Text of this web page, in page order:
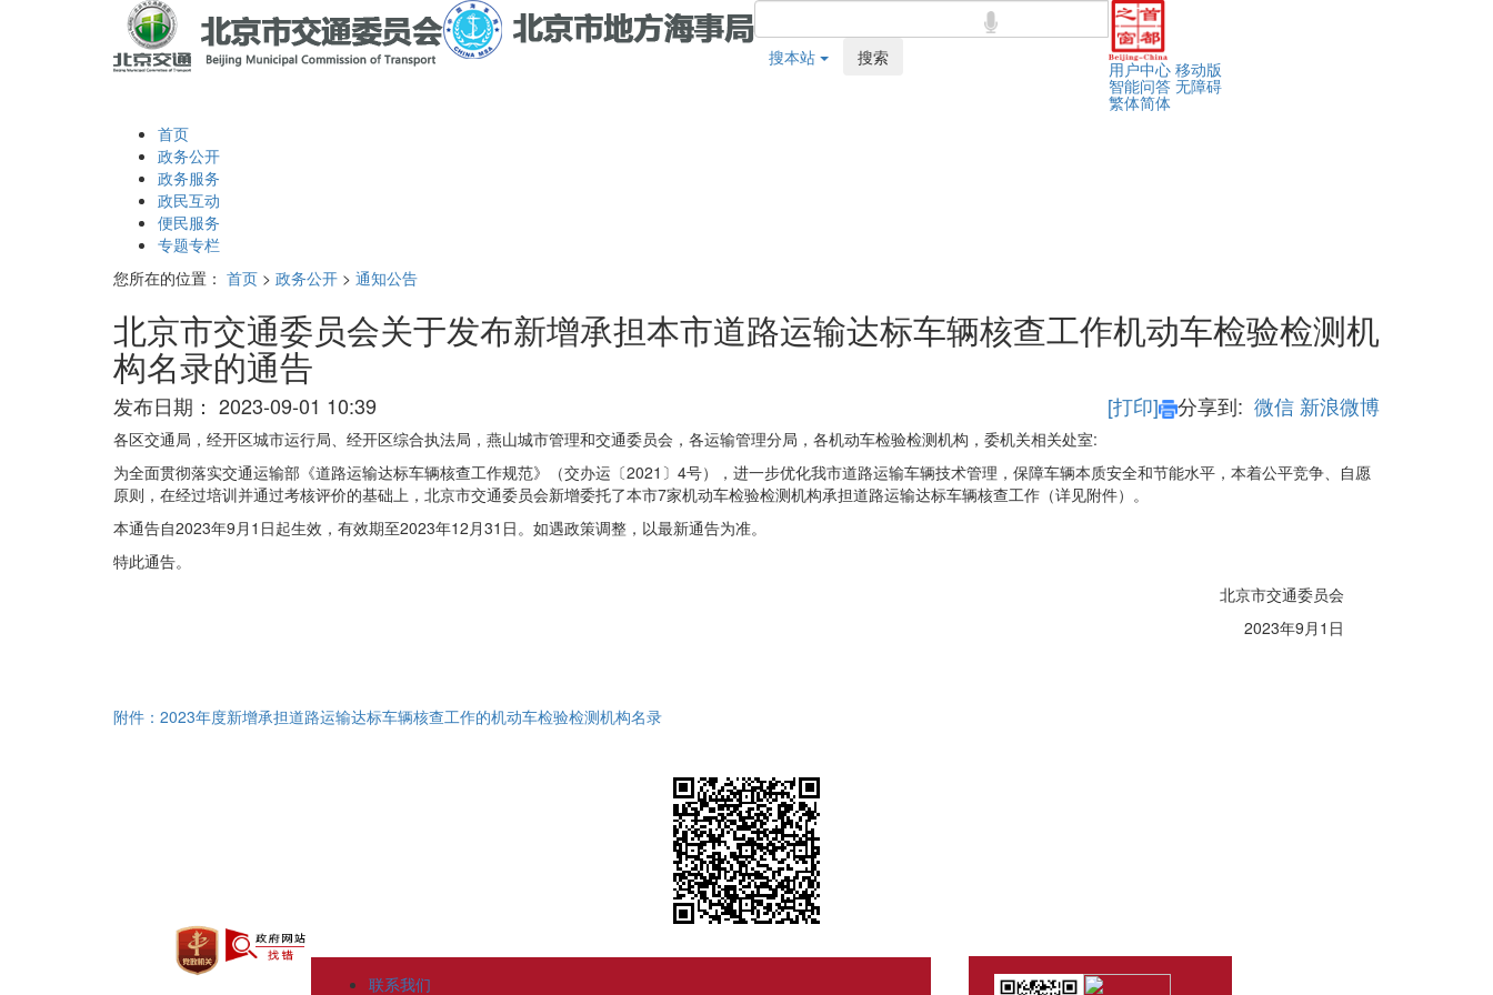
搜本站 搜索
用户中心 移动版
智能问答 无障碍
繁体简体
首页
政务公开
政务服务
政民互动
便民服务
专题专栏
您所在的位置： 首页 > 政务公开 > 通知公告
北京市交通委员会关于发布新增承担本市道路运输达标车辆核查工作机动车检验检测机
构名录的通告
发布日期： 2023-09-01 10:39 [打印] 分享到: 微信 新浪微博
各区交通局，经开区城市运行局、经开区综合执法局，燕山城市管理和交通委员会，各运输管理分局，各机动车检验检测机构，委机关相关处室:
为全面贯彻落实交通运输部《道路运输达标车辆核查工作规范》（交办运〔2021〕4号），进一步优化我市道路运输车辆技术管理，保障车辆本质安全和节能水平，本着公平竞争、自愿
原则，在经过培训并通过考核评价的基础上，北京市交通委员会新增委托了本市7家机动车检验检测机构承担道路运输达标车辆核查工作（详见附件）。
本通告自2023年9月1日起生效，有效期至2023年12月31日。如遇政策调整，以最新通告为准。
特此通告。
北京市交通委员会
2023年9月1日
附件：2023年度新增承担道路运输达标车辆核查工作的机动车检验检测机构名录
联系我们